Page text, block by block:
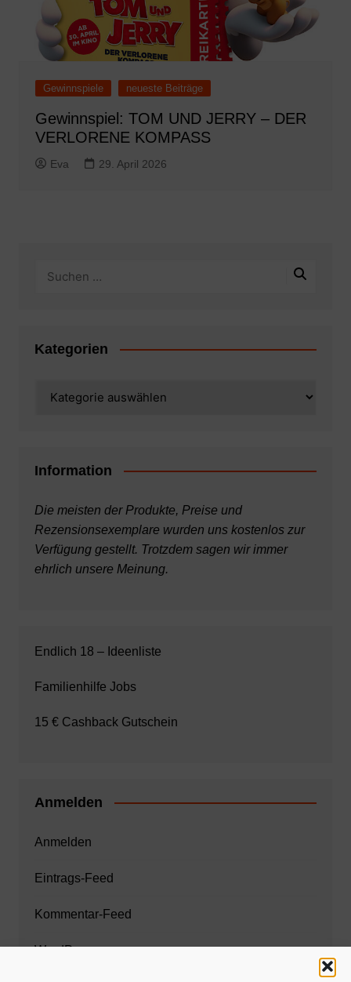
Gewinnspiele neueste Beiträge
Gewinnspiel: TOM UND JERRY – DER
VERLORENE KOMPASS
Eva 29. April 2026
Kategorien
Information
Die meisten der Produkte, Preise und
Rezensionsexemplare wurden uns kostenlos zur
Verfügung gestellt. Trotzdem sagen wir immer
ehrlich unsere Meinung.
Endlich 18 – Ideenliste
Familienhilfe Jobs
15 € Cashback Gutschein
Anmelden
Anmelden
Eintrags-Feed
Kommentar-Feed
WordPress.org